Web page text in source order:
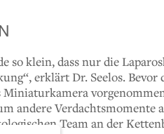
so klein, dass nur die
erklärt Dr. Seelos.
andere Verdachtsmomente
Team an der